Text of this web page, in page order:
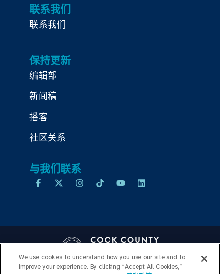
联系我们
联系我们
保持更新
编辑部
新闻稿
播客
社区关系
与我们联系
Copyright © 2026 Cook County Health. All Rights Reserved.
We use cookies to understand how you use our site and to
improve your experience. By clicking “Accept All Cookies,”